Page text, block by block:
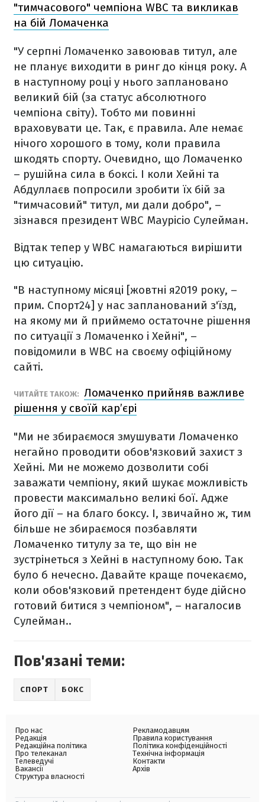
"тимчасового" чемпіона WBC та викликав
на бій Ломаченка
"У серпні Ломаченко завоював титул, але
не планує виходити в ринг до кінця року. А
в наступному році у нього заплановано
великий бій (за статус абсолютного
чемпіона світу). Тобто ми повинні
враховувати це. Так, є правила. Але немає
нічого хорошого в тому, коли правила
шкодять спорту. Очевидно, що Ломаченко
– рушійна сила в боксі. І коли Хейні та
Абдуллаєв попросили зробити їх бій за
"тимчасовий" титул, ми дали добро", –
зізнався президент WBC Маурісіо Сулейман.
Відтак тепер у WBC намагаються вирішити
цю ситуацію.
"В наступному місяці [жовтні я2019 року, –
прим. Спорт24] у нас запланований з'їзд,
на якому ми й приймемо остаточне рішення
по ситуації з Ломаченко і Хейні", –
повідомили в WBC на своєму офіційному
сайті.
ЧИТАЙТЕ ТАКОЖ: Ломаченко прийняв важливе
рішення у своїй кар’єрі
"Ми не збираємося змушувати Ломаченко
негайно проводити обов'язковий захист з
Хейні. Ми не можемо дозволити собі
заважати чемпіону, який шукає можливість
провести максимально великі бої. Адже
його дії – на благо боксу. І, звичайно ж, тим
більше не збираємося позбавляти
Ломаченко титулу за те, що він не
зустрінеться з Хейні в наступному бою. Так
було б нечесно. Давайте краще почекаємо,
коли обов'язковий претендент буде дійсно
готовий битися з чемпіоном", – нагалосив
Сулейман..
Пов'язані теми:
СПОРТ БОКС
Про нас
Редакція
Редакційна політика
Про телеканал
Телеведучі
Вакансії
Структура власності
Рекламодавцям
Правила користування
Політика конфіденційності
Технічна інформація
Контакти
Архів